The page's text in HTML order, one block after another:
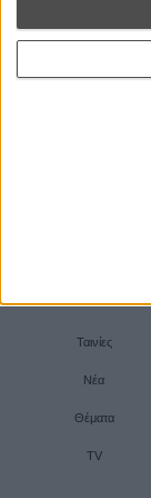
Ταινίες
Νέα
Θέματα
TV